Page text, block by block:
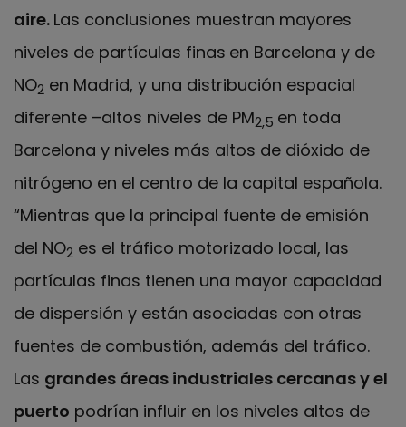
aire. Las conclusiones muestran mayores
niveles de partículas finas en Barcelona y de
NO2 en Madrid, y una distribución espacial
diferente –altos niveles de PM2,5 en toda
Barcelona y niveles más altos de dióxido de
nitrógeno en el centro de la capital española.
“Mientras que la principal fuente de emisión
del NO2 es el tráfico motorizado local, las
partículas finas tienen una mayor capacidad
de dispersión y están asociadas con otras
fuentes de combustión, además del tráfico.
Las grandes áreas industriales cercanas y el
puerto podrían influir en los niveles altos de